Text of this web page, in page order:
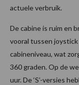
actuele verbruik.
De cabine is ruim en
vooral tussen
cabineniveau, wat
360 graden. Op de
uur. De ‘S’-versies